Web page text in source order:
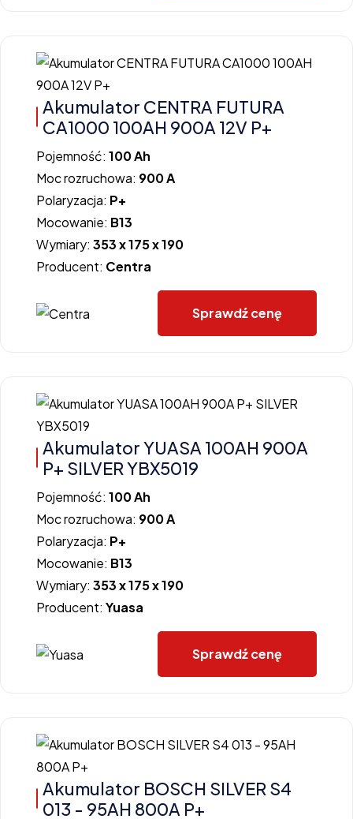
Akumulator CENTRA FUTURA
CA1000 100AH 900A 12V P+
Pojemność: 100 Ah
Moc rozruchowa: 900 A
Polaryzacja: P+
Mocowanie: B13
Wymiary: 353 x 175 x 190
Producent: Centra
Sprawdź cenę
Akumulator YUASA 100AH 900A
P+ SILVER YBX5019
Pojemność: 100 Ah
Moc rozruchowa: 900 A
Polaryzacja: P+
Mocowanie: B13
Wymiary: 353 x 175 x 190
Producent: Yuasa
Sprawdź cenę
Akumulator BOSCH SILVER S4
013 - 95AH 800A P+